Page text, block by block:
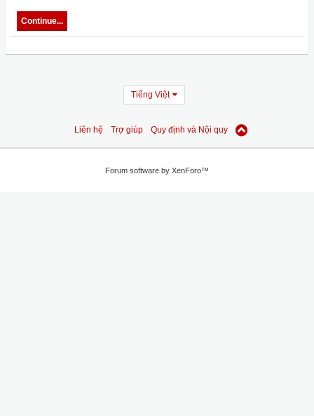
Continue...
Tiếng Việt
Liên hệ Trợ giúp Quy định và Nội quy
Forum software by XenForo™